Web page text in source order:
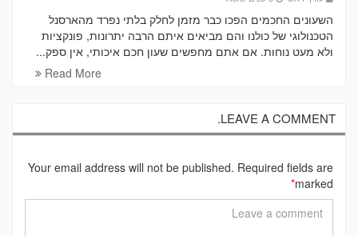
השעונים החכמים הפכו כבר מזמן לחלק בלתי נפרד מהארסנל
הטכנולוגי של כולנו והם מביאים איתם הרבה יתרונות, פונקציות
ולא מעט נוחות. אם אתם מחפשים שעון חכם איכותי, אין ספק...
Read More
LEAVE A COMMENT.
Your email address will not be published. Required fields are
marked
*